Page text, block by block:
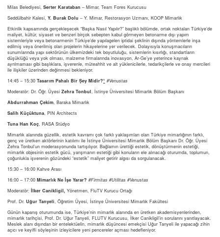
Milas Belediyesi, Serter Karataban – Mimar, Team Fores Kurucusu
Seddülbahir Kalesi, Y. Burak Dolu – Y. Mimar, Restorasyon Uzmanı, KOOP Mimarlık
Etkinlik kapsamında gerçekleşecek “Başka Nasıl Yapılır?” başlıklı bölümde, ortak noktaları Türkiye’de
maliyet, kültür, siyaset ve benzeri birçok sebepten kabul görmeyen betonarme dışı yapım
sistemleriyle veya betonarmenin Türkiye’de yapılagelen iptidai şeklinin dışında yöntemlerle inşa
edilmiş veya önerilmiş olan projelerin hikayelerine yer verilecek. Dolayısıyla konuşmacıların
sunumlarında yapı sektörünün ülkemizdeki tek boyutluluğu, sistemlerin kısırlığı, standartların
düşüklüğü veya yok olması, malzeme firmalarında inovasyon, Ar-Ge’ye yeterince kaynak
ayrılmaması gibi başlıklara, işverenle, müteahhit ve alt yüklenicilerle, tedarikçilerle ve onay mercileri
ile ilişkiler üzerinden değinmesi bekleniyor.
14:45 – 15:30 Tasarım Pahalı Bir Şey Midir?* #Venustas
Moderatör: Dr. Öğr. Üyesi Zehra Tonbul, İstinye Üniversitesi Mimarlık Bölüm Başkanı
Abdurrahman Çekim, Baraka Mimarlık
Salih Küçüktuna, PIN Architects
Tuna Han Koç, RASA Stüdyo
Mimarlık alanında güzellik, estetik kavramı çok farklı yaklaşımları olan Türkiye mimarlığının farklı,
genç ve üretken aktörlerinin katılımı ile İstinye Üniversitesi Mimarlık Bölüm Başkanı Dr. Öğr. Üyesi
Zehra Tonbul’un moderasyonunda tartışılıyor. Bağlamın ürettiği estetik, dönüştürmenin estetiği,
mimarlık objesinin estetik gücü, yarışmanın estetiği gibi konuların ele alınacağı oturumda, toplumun,
çoğunlukla işverenin gözündeki “estetik” maliyet getirir algısı da sorgulanacak.
15:30 – 16:00 Kahve Arası
16:00 – 17:00 Mimarlık Ne İşe Yarar? #Firmitas #Utilitas #Venustas
Moderatör: İlker Canikligil, Yönetmen, FluTV Kurucu Ortağı
Prof. Dr. Uğur Tanyeli, Öğretim Üyesi, İstinye Üniversitesi Mimarlık Fakültesi
Günün kapanış oturumunda ise, Türkiye’nin mimarlık alanında en üretken akademisyenlerinden,
mimarlık tarihçisi, Prof. Dr. Uğur Tanyeli, FLUTV Kurucusu, İlker Canikligil’in sorularını yanıtlayacak.
Meslek alanı dışından bir entelektüelin, mimarlık düşüncesi emekçisi Uğur Tanyeli ile yapacağı zihin
açıcı ve keyifli söyleşinin izleyicilere yeni pencereler açması hedefleniyor.